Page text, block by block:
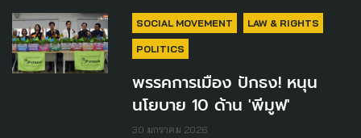
SOCIAL MOVEMENT LAW & RIGHTS
POLITICS
พรรคการเมือง ปักธง! หนุน
นโยบาย 10 ด้าน 'พีมูฟ'
30 มกราคม 2026